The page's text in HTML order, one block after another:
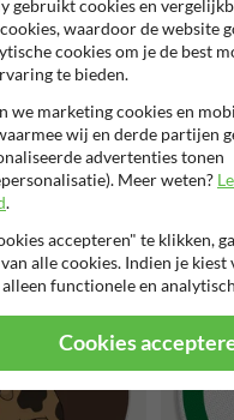
Pas op
betreden
gebruikt cookies en
waardoor de website
cookies om je de best
te bieden.
we marketing cookies en
wij en derde partijen
advertenties tonen
Meer weten?
.
accepteren" te klikken,
alle cookies. Indien je kiest
functionele en
Cookies